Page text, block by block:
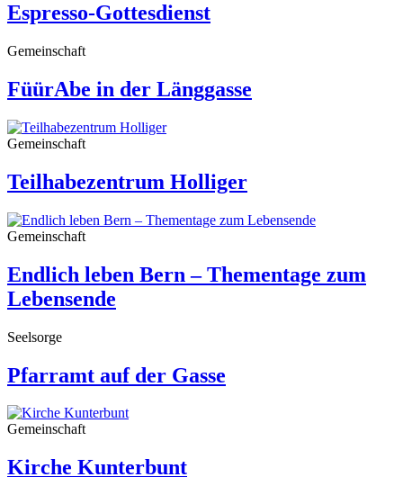
Espresso-Gottesdienst
Gemeinschaft
FüürAbe in der Länggasse
Gemeinschaft
Teilhabezentrum Holliger
Gemeinschaft
Endlich leben Bern – Thementage zum
Lebensende
Seelsorge
Pfarramt auf der Gasse
Gemeinschaft
Kirche Kunterbunt